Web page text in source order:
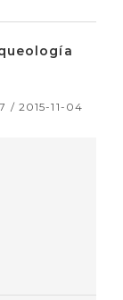
/ 2015-11-04